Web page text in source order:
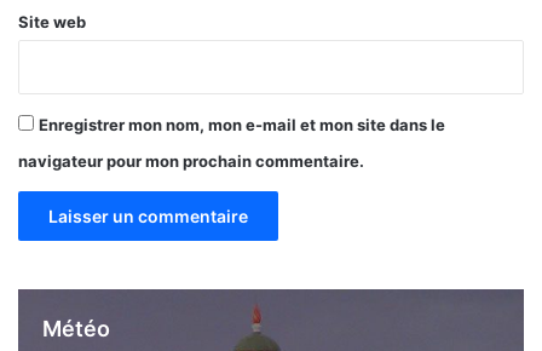
d
-
n
g
a
p
u
Site web
Enregistrer mon nom, mon e-mail et mon site dans le
navigateur pour mon prochain commentaire.
Météo